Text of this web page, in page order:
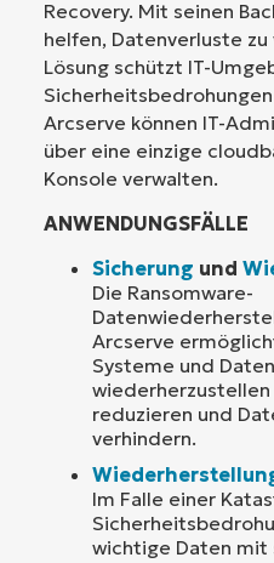
Recovery. Mit seinen
helfen, Datenverluste
Lösung schützt IT-
Arcserve können IT-
über eine einzige
Konsole verwalten.
ANWENDUNGSFÄLLE
Sicherung und
Die Ransomware-
Arcserve
Systeme und
wiederherzustellen
reduzieren und
verhindern.
Im Falle einer
wichtige Daten mit